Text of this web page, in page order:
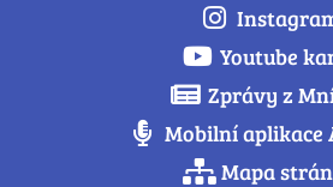
Youtube
Zprávy z
Mobilní aplikace
Mapa